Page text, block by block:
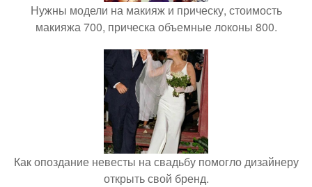
Нужны модели на макияж и прическу, стоимость
макияжа 700, прическа объемные локоны 800.
Как опоздание невесты на свадьбу помогло дизайнеру
открыть свой бренд.